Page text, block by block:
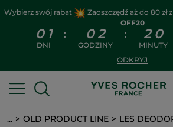
Wybierz swój rabat Zaoszczędź aż do 80 zł
OFF20
0 1
DNI
: 0 2
GODZINY
: 2 0
MINUTY
ODKRYJ
... OLD PRODUCT LINE LES